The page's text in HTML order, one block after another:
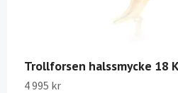
Trollforsen halssmycke 18
4 995 kr